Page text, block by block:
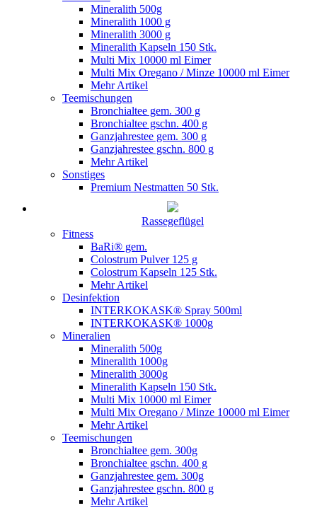
Mineralith 500g
Mineralith 1000 g
Mineralith 3000 g
Mineralith Kapseln 150 Stk.
Multi Mix 10000 ml Eimer
Multi Mix Oregano / Minze 10000 ml Eimer
Mehr Artikel
Teemischungen
Bronchialtee gem. 300 g
Bronchialtee gschn. 400 g
Ganzjahrestee gem. 300 g
Ganzjahrestee gschn. 800 g
Mehr Artikel
Sonstiges
Premium Nestmatten 50 Stk.
Rassegeflügel
Fitness
BaRi® gem.
Colostrum Pulver 125 g
Colostrum Kapseln 125 Stk.
Mehr Artikel
Desinfektion
INTERKOKASK® Spray 500ml
INTERKOKASK® 1000g
Mineralien
Mineralith 500g
Mineralith 1000g
Mineralith 3000g
Mineralith Kapseln 150 Stk.
Multi Mix 10000 ml Eimer
Multi Mix Oregano / Minze 10000 ml Eimer
Mehr Artikel
Teemischungen
Bronchialtee gem. 300g
Bronchialtee gschn. 400 g
Ganzjahrestee gem. 300g
Ganzjahrestee gschn. 800 g
Mehr Artikel